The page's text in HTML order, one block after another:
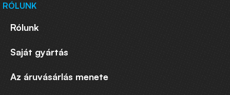
RÓLUNK
Rólunk
Saját gyártás
Az áruvásárlás menete